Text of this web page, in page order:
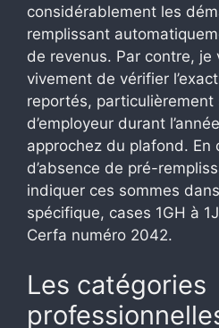
considérablement les
remplissant
de revenus. Par contre, je
vivement de vérifier
reportés, particulièrement
d’employeur durant
approchez du plafond. En
d’absence de pré-
indiquer ces sommes
spécifique, cases 1GH à
Cerfa numéro 2042.
Les catégories